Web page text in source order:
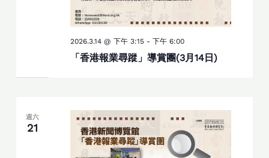
「香港報業尋蹤」導賞團(3月14日)
2026.3.14 @ 下午 3:15- 下午 6:00
週六
21